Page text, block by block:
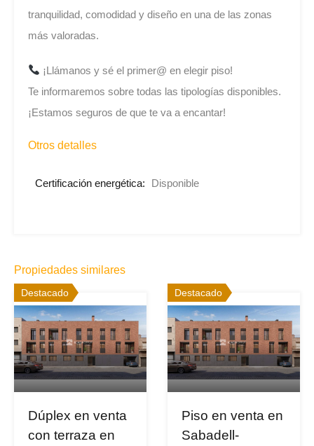
tranquilidad, comodidad y diseño en una de las zonas
más valoradas.
¡Llámanos y sé el primer@ en elegir piso!
Te informaremos sobre todas las tipologías disponibles.
¡Estamos seguros de que te va a encantar!
Otros detalles
Certificación energética: Disponible
Propiedades similares
Destacado
Dúplex en venta
con terraza en
Destacado
Piso en venta en
Sabadell-